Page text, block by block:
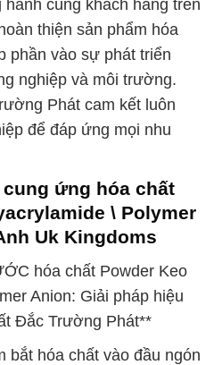
cùng khách hàng trên
thiện sản phẩm hóa
phần vào sự phát triển
nghiệp và môi trường.
Phát cam kết luôn
để đáp ứng mọi nhu
ứng hóa chất
\ Polymer
Uk Kingdoms
hóa chất Powder Keo
Anion: Giải pháp hiệu
Đắc Trường Phát**
bắt hóa chất vào đầu ngón